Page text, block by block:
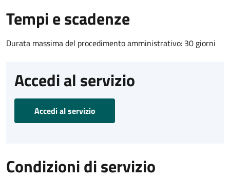
Tempi e scadenze
Durata massima del procedimento amministrativo: 30 giorni
Accedi al servizio
Accedi al servizio
Condizioni di servizio